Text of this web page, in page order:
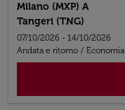
Milano (MXP) A
Tangeri (TNG)
07/10/2026 - 14/10/2026
Andata e ritorno / Economia